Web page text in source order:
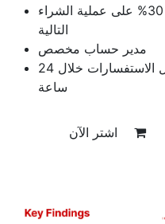
خصم 30% على عملية الشراء
التالية
مدير حساب مخصص
حل الاستفسارات خلال 24
ساعة